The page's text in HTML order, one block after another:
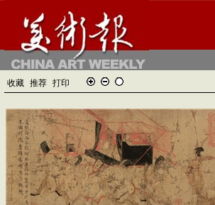
收藏 推荐 打印